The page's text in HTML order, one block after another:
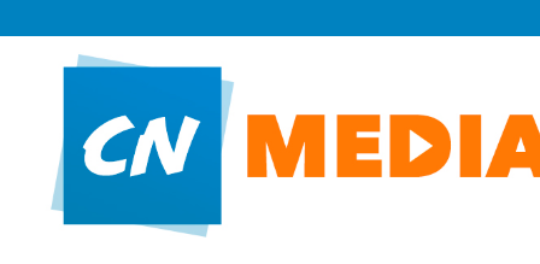
CN MÉDIA
Une vie nouvelle en JESUS !
Accueil